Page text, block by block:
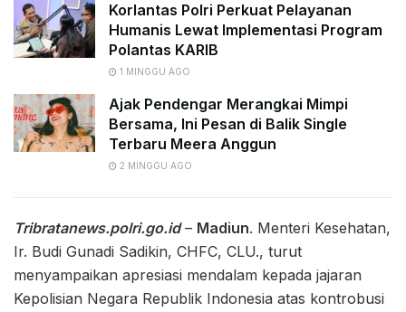
Korlantas Polri Perkuat Pelayanan
Humanis Lewat Implementasi Program
Polantas KARIB
1 MINGGU AGO
Ajak Pendengar Merangkai Mimpi
Bersama, Ini Pesan di Balik Single
Terbaru Meera Anggun
2 MINGGU AGO
Tribratanews.polri.go.id– Madiun. Menteri Kesehatan,
Ir. Budi Gunadi Sadikin, CHFC, CLU., turut
menyampaikan apresiasi mendalam kepada jajaran
Kepolisian Negara Republik Indonesia atas kontrobusi